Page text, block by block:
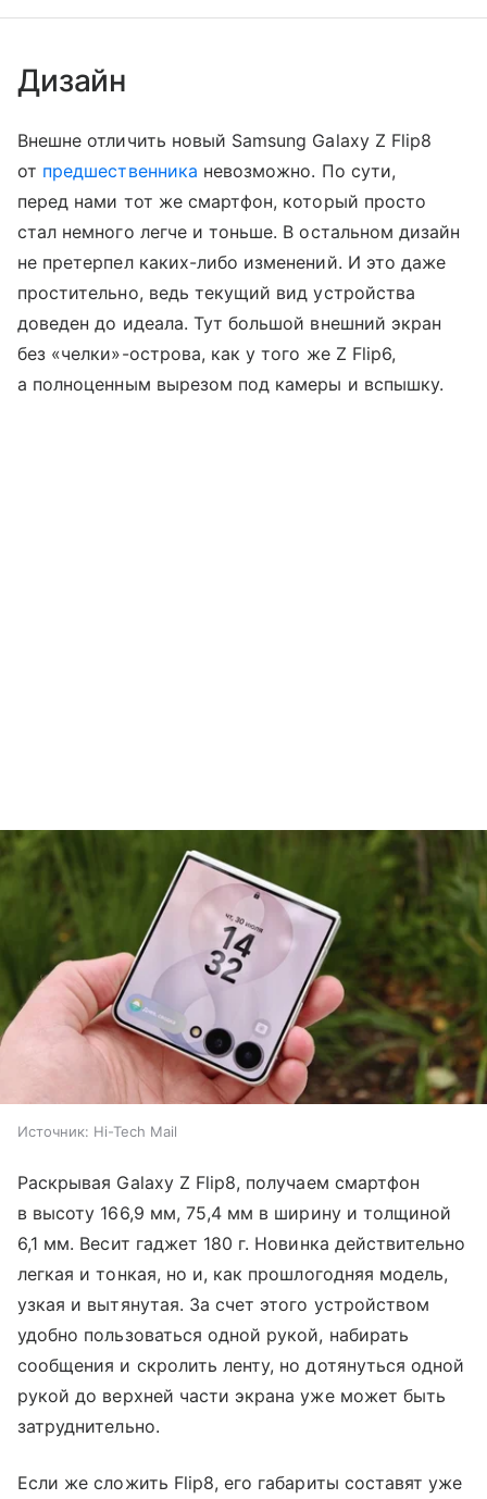
Дизайн
Внешне отличить новый Samsung Galaxy Z Flip8
от предшественника невозможно. По сути,
перед нами тот же смартфон, который просто
стал немного легче и тоньше. В остальном дизайн
не претерпел каких-либо изменений. И это даже
простительно, ведь текущий вид устройства
доведен до идеала. Тут большой внешний экран
без «челки»-острова, как у того же Z Flip6,
а полноценным вырезом под камеры и вспышку.
Источник: Hi-Tech Mail
Раскрывая Galaxy Z Flip8, получаем смартфон
в высоту 166,9 мм, 75,4 мм в ширину и толщиной
6,1 мм. Весит гаджет 180 г. Новинка действительно
легкая и тонкая, но и, как прошлогодняя модель,
узкая и вытянутая. За счет этого устройством
удобно пользоваться одной рукой, набирать
сообщения и скролить ленту, но дотянуться одной
рукой до верхней части экрана уже может быть
затруднительно.
Если же сложить Flip8, его габариты составят уже